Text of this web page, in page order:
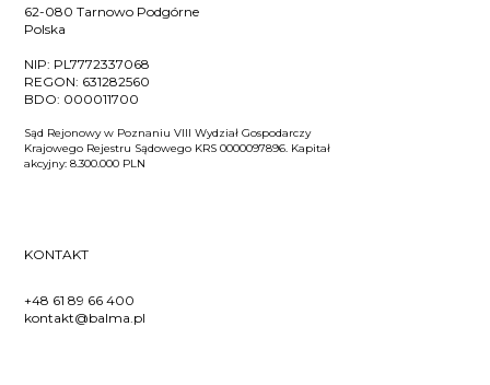
62-080 Tarnowo Podgórne
Polska
NIP: PL7772337068
REGON: 631282560
BDO: 000011700
Sąd Rejonowy w Poznaniu VIII Wydział Gospodarczy
Krajowego Rejestru Sądowego KRS 0000097896. Kapitał
akcyjny: 8.300.000 PLN
KONTAKT
+48 61 89 66 400
kontakt@balma.pl